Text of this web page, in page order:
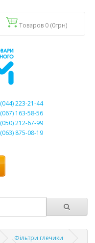
Товаров 0 (0грн)
(044) 223-21-44
(067) 163-58-56
(050) 212-67-99
(063) 875-08-19
Фільтри глечики